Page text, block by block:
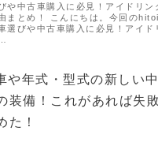
や中古車購入に必見！アイドリン
まとめ！ こんにちは。今回の
選びや中古車購入に必見！アイド